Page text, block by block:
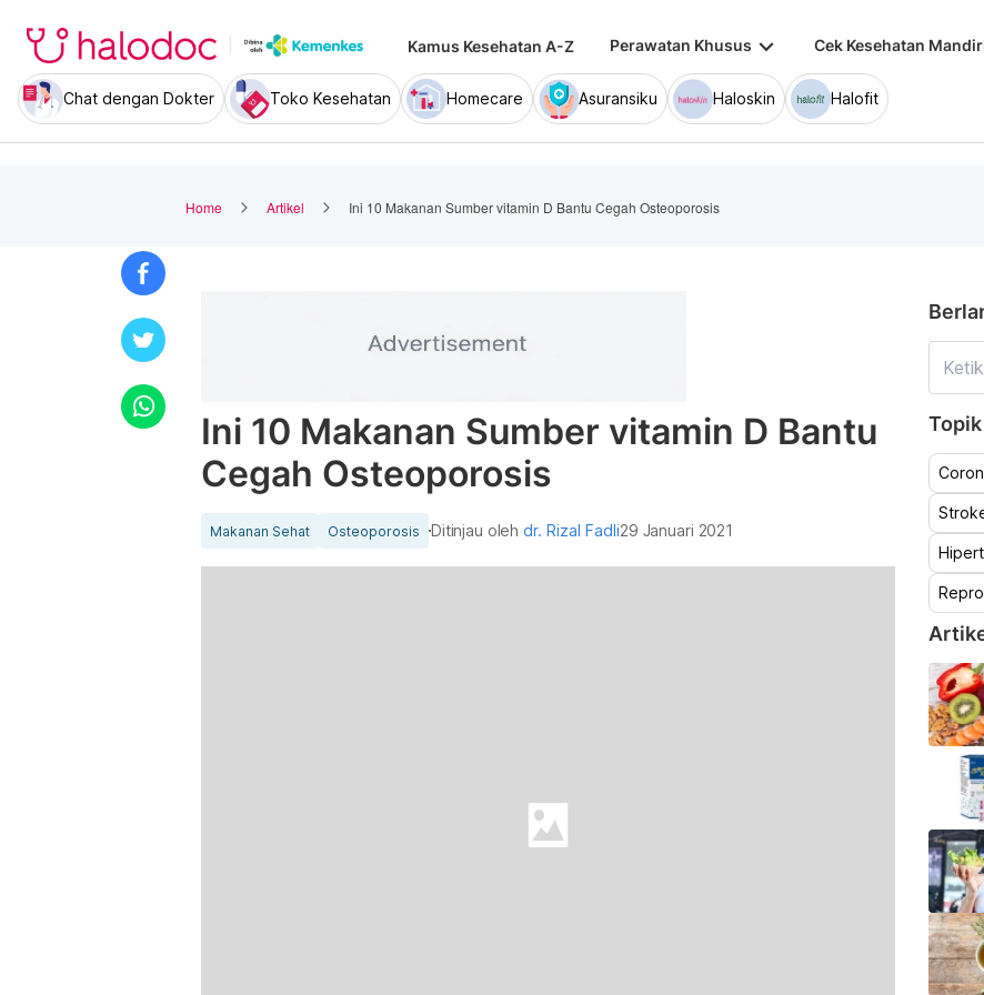
Kamus Kesehatan A-Z Perawatan Khusus keyboard_arrow_down Cek Kesehatan
Chat dengan Dokter Toko Kesehatan Homecare Asuransiku Haloskin Halofit
Home Artikel Ini 10 Makanan Sumber vitamin D Bantu Cegah Osteoporosis
Ini 10 Makanan Sumber vitamin D Bantu
Cegah Osteoporosis
Makanan Sehat Osteoporosis Ditinjau olehdr. Rizal Fadli29 Januari 2021